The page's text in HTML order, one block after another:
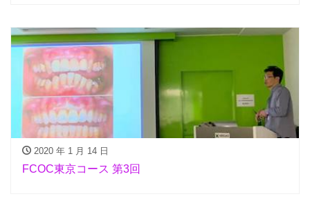
2020 年 1 月 14 日
FCOC東京コース 第3回